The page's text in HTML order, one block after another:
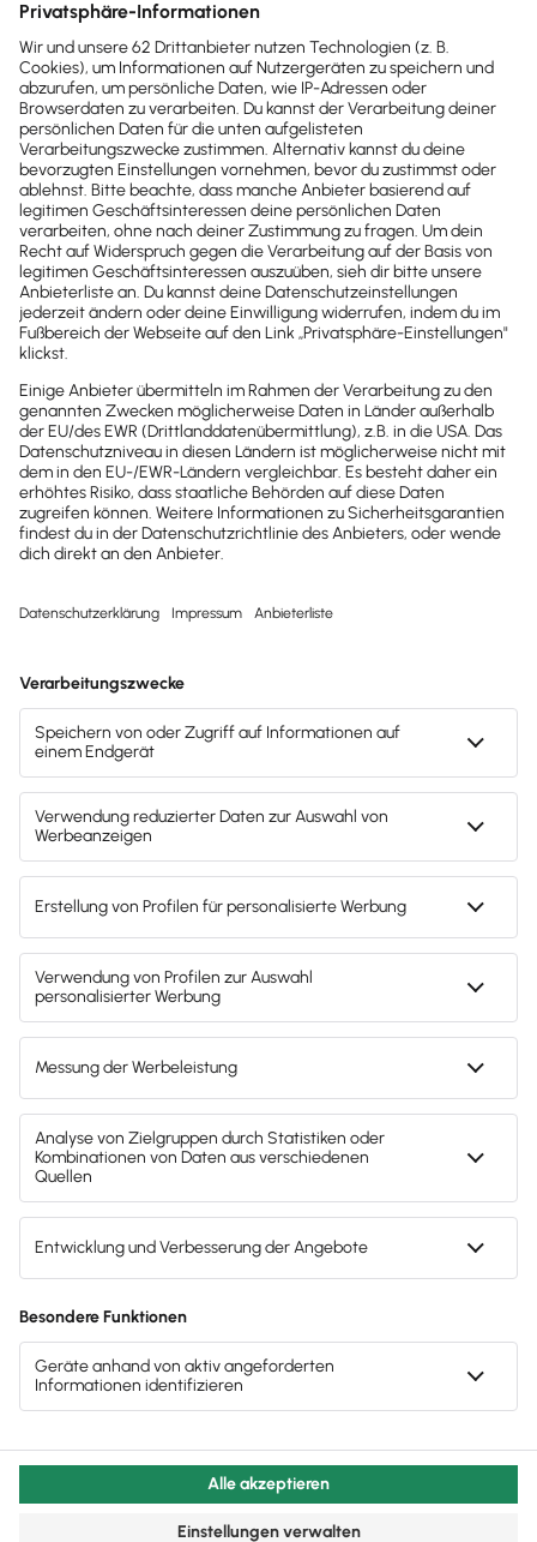
Kostenlos
Kontakt
Sind noch Fragen offen?
Wir sind gerne für dich da.
0800-7234-254
Wir sind Mo-Fr von 8:00 – 18:00 Uhr für
dich da.
lexware-onlineschulungen@haufe-
lexware.com
Svenja Bock
Deine Ansprechpartnerin für die
Lexware Akademie
Gendergerechte Sprache
Privatsphäre-Einstellungen
Compliance
Impressum